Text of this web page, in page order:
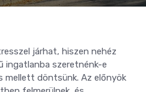
járhat, hiszen nehéz
ingatlanba szeretnénk-e
mellett döntsünk. Az előnyök